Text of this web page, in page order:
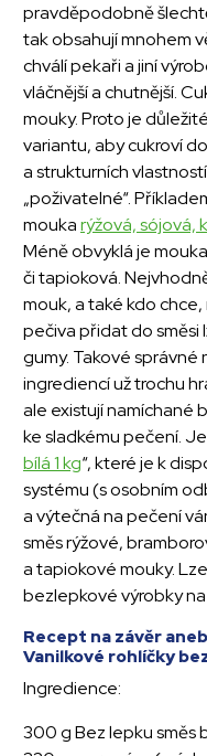
pravděpodobně
tak obsahují mnohem
chválí pekaři a jiní
vláčnější a chutnější.
mouky. Proto je
variantu, aby cukroví
a strukturních
„poživatelné“.
moukarýžová, sójová,
Méně obvyklá je
či tapioková.
mouk, a také kdo
pečiva přidat do směsi
gumy. Takové správné
ingrediencí už trochu
ale existují namíchané
ke sladkému pečení.
bílá 1 kg“, které je k
systému (s osobním
a výtečná na pečení
směs rýžové,
a tapiokové mouky.
bezlepkové výrobky
Recept na závěr
Vanilkové rohlíčky
Ingredience:
300 g Bez lepku směs